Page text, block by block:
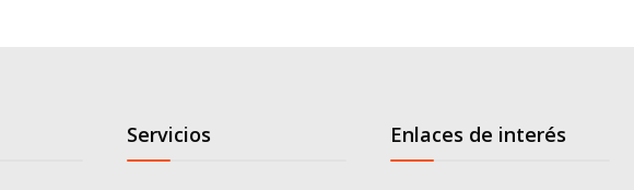
Servicios Enlaces de interés